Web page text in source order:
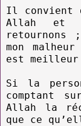
Il convient
Allah et
retournons
mon
est meilleur
Si la
comptant
Allah la
que ce